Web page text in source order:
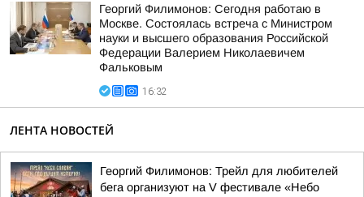
Георгий Филимонов: Сегодня работаю в
Москве. Состоялась встреча с Министром
науки и высшего образования Российской
Федерации Валерием Николаевичем
Фальковым
16:32
ЛЕНТА НОВОСТЕЙ
Георгий Филимонов: Трейл для любителей
бега организуют на V фестивале «Небо